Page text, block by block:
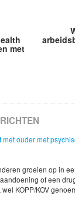
met
ouder met
groeien op in
of een
KOPP/KOV